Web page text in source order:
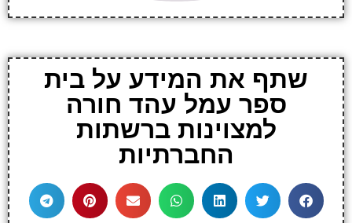
שתף את המידע על בית
ספר עמל עהד חורה
למצוינות ברשתות
החברתיות